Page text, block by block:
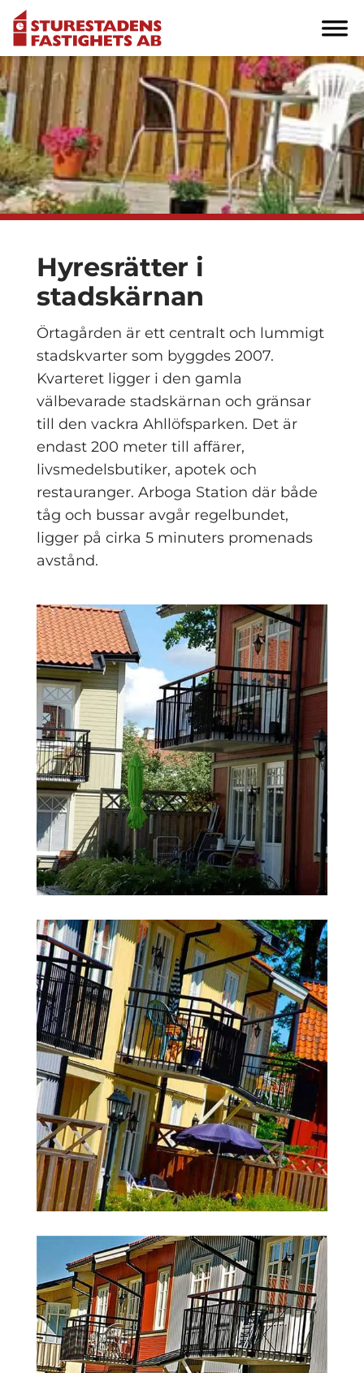
Hyresrätter i
stadskärnan
Örtagården är ett centralt och lummigt
stadskvarter som byggdes 2007.
Kvarteret ligger i den gamla
välbevarade stadskärnan och gränsar
till den vackra Ahllöfsparken. Det är
endast 200 meter till affärer,
livsmedelsbutiker, apotek och
restauranger. Arboga Station där både
tåg och bussar avgår regelbundet,
ligger på cirka 5 minuters promenads
avstånd.